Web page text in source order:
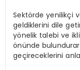
Sektörde yenilikçi
geldiklerini dile
yönelik talebi ve
önünde
geçireceklerini